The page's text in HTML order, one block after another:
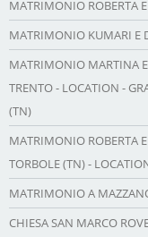
MATRIMONIO ROBERTA
MATRIMONIO KUMARI E
MATRIMONIO MARTINA
TRENTO - LOCATION -
(TN)
MATRIMONIO ROBERTA
TORBOLE (TN) -
MATRIMONIO A
CHIESA SAN MARCO